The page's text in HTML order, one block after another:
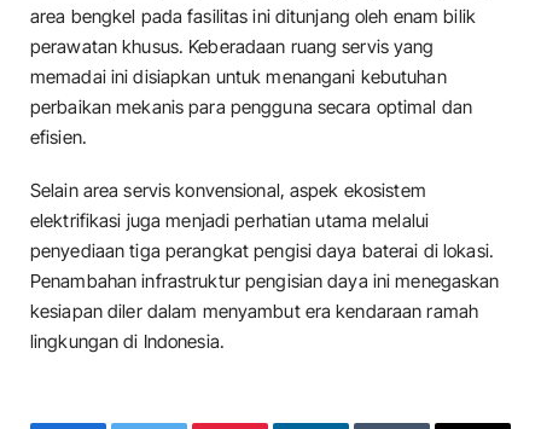
area bengkel pada fasilitas ini ditunjang oleh enam bilik
perawatan khusus. Keberadaan ruang servis yang
memadai ini disiapkan untuk menangani kebutuhan
perbaikan mekanis para pengguna secara optimal dan
efisien.
​Selain area servis konvensional, aspek ekosistem
elektrifikasi juga menjadi perhatian utama melalui
penyediaan tiga perangkat pengisi daya baterai di lokasi.
Penambahan infrastruktur pengisian daya ini menegaskan
kesiapan diler dalam menyambut era kendaraan ramah
lingkungan di Indonesia.